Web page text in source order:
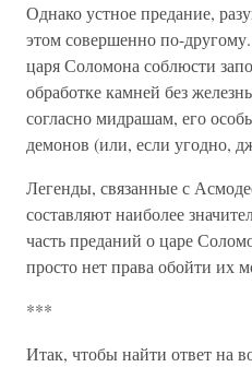
Однако устное предание,
этом совершенно по-
царя Соломона соблюсти
обработке камней без
согласно мидрашам, его
демонов (или, если угодно,
Легенды, связанные с
составляют наиболее
часть преданий о царе
просто нет права обойти их
***
Итак, чтобы найти ответ на